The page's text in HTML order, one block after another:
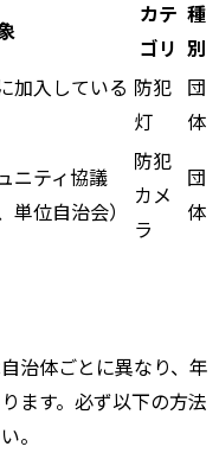
カテ
ゴリ
種
別
加入している 防犯
灯
団
体
ニティ協議
単位自治会）
防犯
カメ
ラ
団
体
治体ごとに異なり、年
ます。 必ず以下の方法
。